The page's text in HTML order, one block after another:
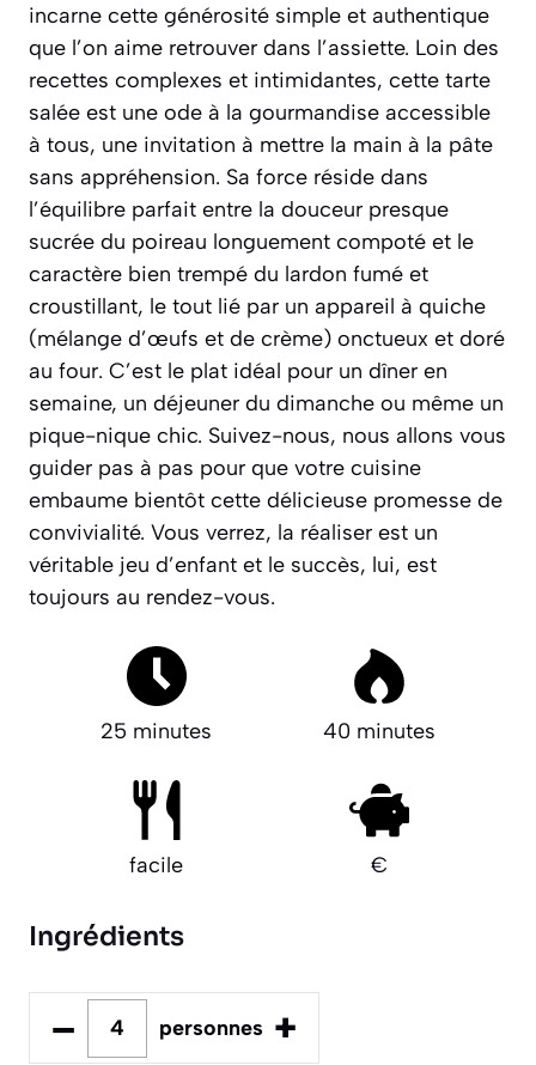
incarne cette générosité simple et authentique
que l’on aime retrouver dans l’assiette. Loin des
recettes complexes et intimidantes, cette tarte
salée est une ode à la gourmandise accessible
à tous, une invitation à mettre la main à la pâte
sans appréhension. Sa force réside dans
l’équilibre parfait entre la douceur presque
sucrée du poireau longuement compoté et le
caractère bien trempé du lardon fumé et
croustillant, le tout lié par un appareil à quiche
(mélange d’œufs et de crème) onctueux et doré
au four. C’est le plat idéal pour un dîner en
semaine, un déjeuner du dimanche ou même un
pique-nique chic. Suivez-nous, nous allons vous
guider pas à pas pour que votre cuisine
embaume bientôt cette délicieuse promesse de
convivialité. Vous verrez, la réaliser est un
véritable jeu d’enfant et le succès, lui, est
toujours au rendez-vous.
25 minutes 40 minutes
facile €
Ingrédients
– personnes +